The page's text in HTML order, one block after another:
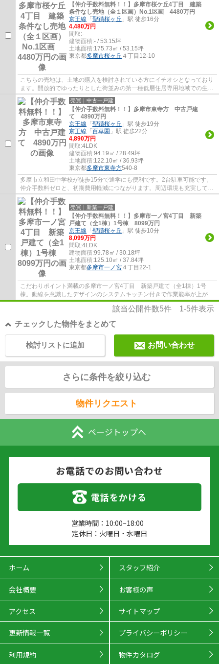
【仲介手数料無料！！】多摩市桜ケ丘4丁目 建築
条件なし売地（全１区画）No.1区画 4480万円
京王線 「聖蹟桜ヶ丘 」駅 徒歩16分
4,480万円
間取:-
建物面積:- / 53.15坪
土地面積:175.73㎡ / 53.15坪
東京都多摩市桜ヶ丘 ４丁目12-10
こちらの売地は、土地の購入を検討されている方にイチオシとなっており
ます。開放的でゆったりとした街並みの第一種低層住居専用地域での生活
はいかがですか。こちらは間取りや建築時...
売買｜中古一戸建
【仲介手数料無料！！】多摩市東寺方 中古戸建
て 4890万円
京王線 「聖蹟桜ヶ丘 」駅 徒歩19分
京王線 「百草園 」駅 徒歩22分
4,890万円
間取:4LDK
建物面積:94.19㎡ / 28.49坪
土地面積:122.10㎡ / 36.93坪
東京都多摩市東寺方540-8
多摩市立和田中学校が徒歩15分で通学にも便利です。2台駐車可能です。
仲介手数料ゼロと、初期費用軽減につながります。周辺環境も充実してい
る中古の戸建て物件です。京王線聖蹟桜ヶ丘...
売買｜新築一戸建
【仲介手数料無料！！】多摩市一ノ宮4丁目 新築
戸建て（全1棟）1号棟 8099万円
京王線 「聖蹟桜ヶ丘 」駅 徒歩10分
8,099万円
間取:4LDK
建物面積:99.78㎡ / 30.18坪
土地面積:125.10㎡ / 37.84坪
東京都多摩市一ノ宮 ４丁目22-1
こだわりポイント満載の多摩市一ノ宮4丁目 新築戸建て（全1棟）1号
棟。動線を意識したデザインのシステムキッチン付きで作業能率が上がり
ます。駅から徒歩10分圏内に立地しています。...
該当公開件数5件 1-5件表示
チェックした物件をまとめて
お問い合わせ
検討リストに追加
さらに条件を絞り込む
物件リクエスト
ページトップへ
お電話でのお問い合わせ
電話をかける
営業時間：10:00~18:00
定休日：火曜日・水曜日
ホーム スタッフ紹介
会社概要 お客様の声
アクセス サイトマップ
更新情報一覧 プライバシーポリシー
利用規約 物件カタログ